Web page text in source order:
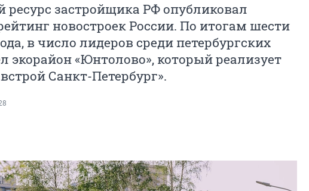
застройщика РФ опубликовал
новостроек России. По итогам шести
в число лидеров среди петербургских
экорайон «Юнтолово», который реализует
Санкт-Петербург».